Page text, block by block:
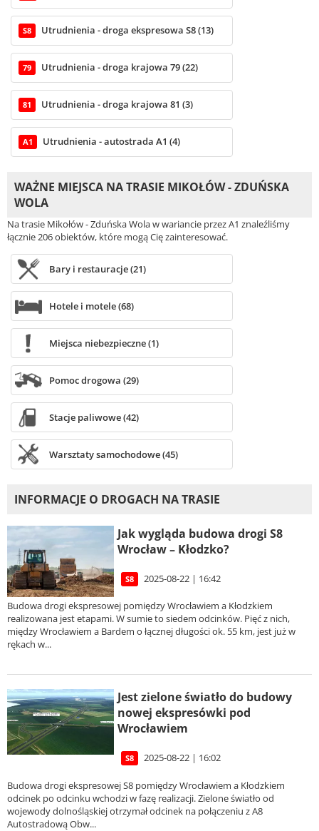
S8 Utrudnienia - droga ekspresowa S8 (13)
79 Utrudnienia - droga krajowa 79 (22)
81 Utrudnienia - droga krajowa 81 (3)
A1 Utrudnienia - autostrada A1 (4)
WAŻNE MIEJSCA NA TRASIE MIKOŁÓW - ZDUŃSKA
WOLA
Na trasie Mikołów - Zduńska Wola w wariancie przez A1 znaleźliśmy
łącznie 206 obiektów, które mogą Cię zainteresować.
Bary i restauracje (21)
Hotele i motele (68)
Miejsca niebezpieczne (1)
Pomoc drogowa (29)
Stacje paliwowe (42)
Warsztaty samochodowe (45)
INFORMACJE O DROGACH NA TRASIE
Jak wygląda budowa drogi S8
Wrocław – Kłodzko?
S8 2025-08-22 | 16:42
Budowa drogi ekspresowej pomiędzy Wrocławiem a Kłodzkiem
realizowana jest etapami. W sumie to siedem odcinków. Pięć z nich,
między Wrocławiem a Bardem o łącznej długości ok. 55 km, jest już w
rękach w...
Jest zielone światło do budowy
nowej ekspresówki pod
Wrocławiem
S8 2025-08-22 | 16:02
Budowa drogi ekspresowej S8 pomiędzy Wrocławiem a Kłodzkiem
odcinek po odcinku wchodzi w fazę realizacji. Zielone światło od
wojewody dolnośląskiej otrzymał odcinek na połączeniu z A8
Autostradową Obw...